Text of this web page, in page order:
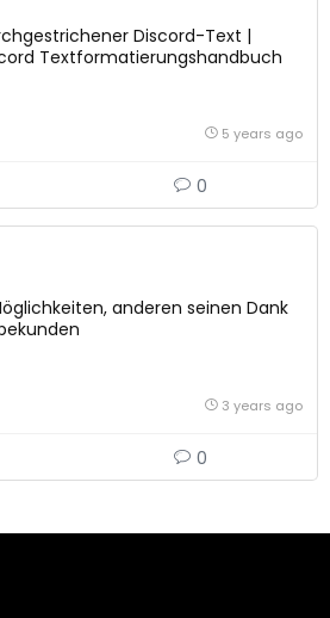
Discord-Text |
Textformatierungshandbuch
5 years ago
0
anderen seinen Dank
3 years ago
0